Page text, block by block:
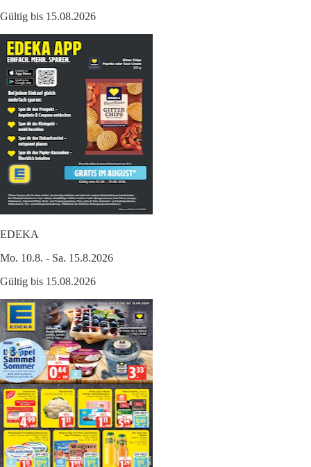
Gültig bis 15.08.2026
EDEKA
Mo. 10.8. - Sa. 15.8.2026
Gültig bis 15.08.2026